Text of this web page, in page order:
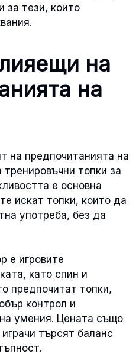
за тези, които
на
на
на предпочитанията на
тренировъчни топки за
е основна
искат топки, които да
употреба, без да
е игровите
като спин и
предпочитат топки,
контрол и
умения. Цената също
търсят баланс